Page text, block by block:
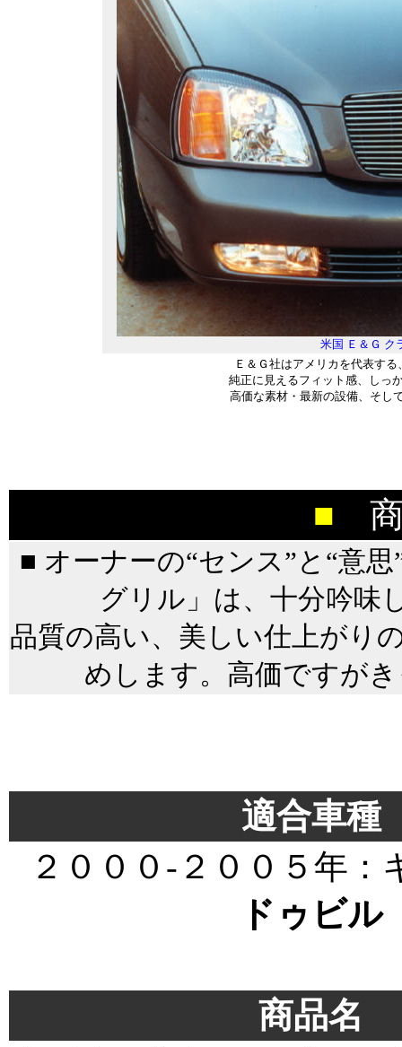
米国 Ｅ＆Ｇ ク
Ｅ＆Ｇ社はアメリカを代表す
純正に見えるフィット感、しっ
高価な素材・最新の設備、そし
■
■ オーナーの“センス”と“意
グリル」は、十分吟味
品質の高い、美しい仕上がり
めします。高価ですが
適合車種
２０００-２００５年：
ドゥビル
商品名